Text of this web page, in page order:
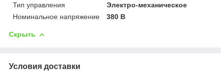
Тип управления
Электро-механическое
Номинальное напряжение
380 В
Скрыть
Условия доставки